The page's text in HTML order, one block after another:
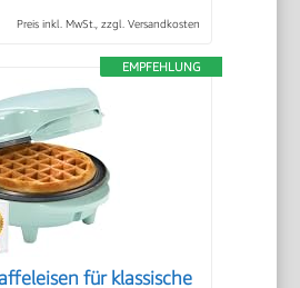
Preis inkl. MwSt., zzgl. Versandkosten
EMPFEHLUNG
für klassische